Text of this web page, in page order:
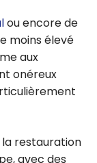
ou encore de
moins élevé
aux
onéreux
restauration
avec des